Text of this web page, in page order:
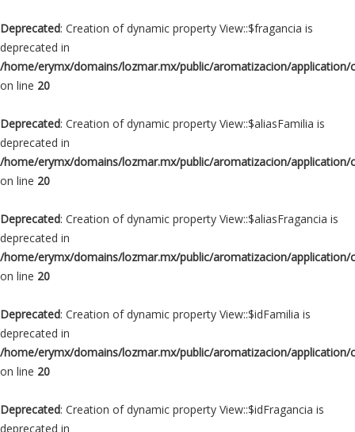
Deprecated: Creation of dynamic property View::$fragancia is
deprecated in
/home/erymx/domains/lozmar.mx/public/aromatizacion/application/
on line 20
Deprecated: Creation of dynamic property View::$aliasFamilia is
deprecated in
/home/erymx/domains/lozmar.mx/public/aromatizacion/application/
on line 20
Deprecated: Creation of dynamic property View::$aliasFragancia is
deprecated in
/home/erymx/domains/lozmar.mx/public/aromatizacion/application/
on line 20
Deprecated: Creation of dynamic property View::$idFamilia is
deprecated in
/home/erymx/domains/lozmar.mx/public/aromatizacion/application/
on line 20
Deprecated: Creation of dynamic property View::$idFragancia is
deprecated in